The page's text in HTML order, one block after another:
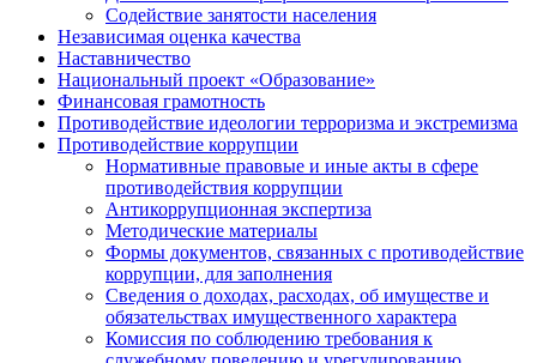
Содействие занятости населения
Независимая оценка качества
Наставничество
Национальный проект «Образование»
Финансовая грамотность
Противодействие идеологии терроризма и экстремизма
Противодействие коррупции
Нормативные правовые и иные акты в сфере
противодействия коррупции
Антикоррупционная экспертиза
Методические материалы
Формы документов, связанных с противодействие
коррупции, для заполнения
Сведения о доходах, расходах, об имуществе и
обязательствах имущественного характера
Комиссия по соблюдению требования к